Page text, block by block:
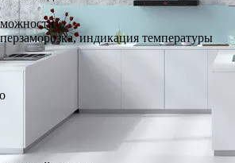
индикация температуры